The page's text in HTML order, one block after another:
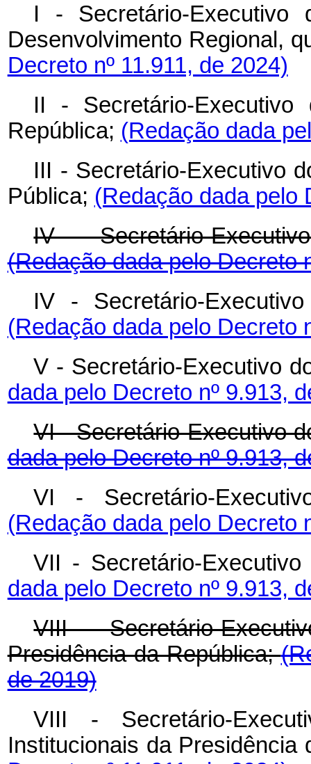
I - Secretário-
Desenvolvimento Regional,
Decreto nº 11.911, de 2024)
II - Secretário-
República; (Redação dada
III - Secretário-Executivo
Pública; (Redação dada pelo
IV - Secretário-
(Redação dada pelo Decreto
IV - Secretário-
(Redação dada pelo Decreto
V - Secretário-Executivo
dada pelo Decreto nº 9.913,
VI - Secretário-Executivo
dada pelo Decreto nº 9.913,
VI - Secretário-
(Redação dada pelo Decreto
VII - Secretário-
dada pelo Decreto nº 9.913,
VIII - Secretário-
Presidência da República;
de 2019)
VIII - Secretário-
Institucionais da Presidência